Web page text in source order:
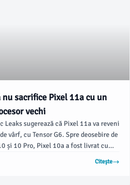
nu sacrifice Pixel 11a cu un
vechi
sugerează că Pixel 11a va reveni
vârf, cu Tensor G6. Spre deosebire de
și 10 Pro, Pixel 10a a fost livrat cu
Citește